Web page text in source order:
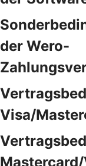
der Wero-
Visa/